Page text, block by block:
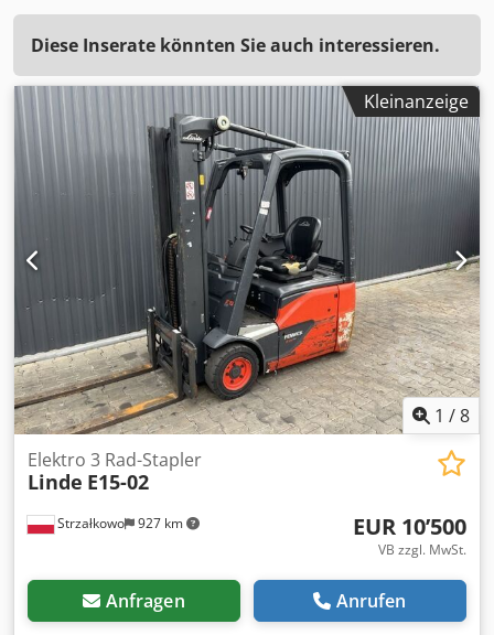
Diese Inserate könnten Sie auch interessieren.
Kleinanzeige
1 /8
Strzałkowo 927 km
Elektro 3 Rad-Stapler
Linde E15-02
EUR 10’500
VB zzgl. MwSt.
Anfragen Anrufen